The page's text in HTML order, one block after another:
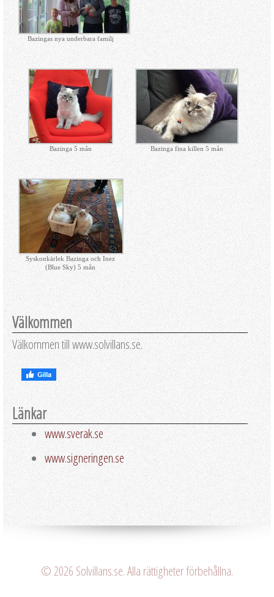
Bazingas nya underbara familj
Bazinga 5 mån Bazinga fina killen 5 mån
Syskonkärlek Bazinga och Inez
(Blue Sky) 5 mån
Välkommen
Välkommen till www.solvillans.se.
Länkar
www.sverak.se
www.signeringen.se
© 2026 Solvillans.se. Alla rättigheter förbehållna.